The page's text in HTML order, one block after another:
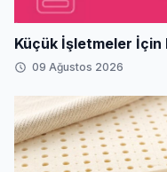
Küçük İşletmeler
09 Ağustos 2026